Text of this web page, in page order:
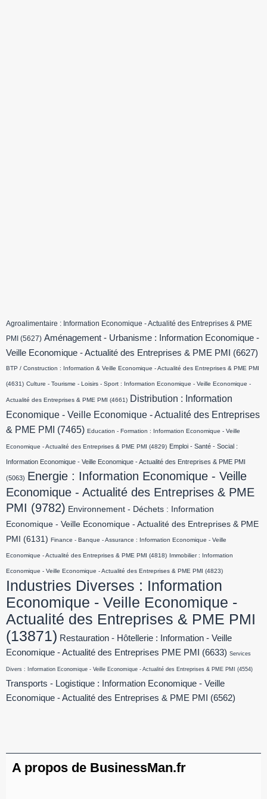
Agroalimentaire : Information Economique - Actualité des Entreprises & PME
PMI (5627) Aménagement - Urbanisme : Information Economique -
Veille Economique - Actualité des Entreprises & PME PMI
(6627)
BTP / Construction : Information & Veille Economique - Actualité des Entreprises & PME PMI
(4631) Culture - Tourisme - Loisirs - Sport : Information Economique - Veille Economique -
Actualité des Entreprises & PME PMI (4661) Distribution : Information
Economique - Veille Economique - Actualité des Entreprises
& PME PMI
(7465) Education - Formation : Information Economique - Veille
Economique - Actualité des Entreprises & PME PMI (4829) Emploi - Santé - Social :
Information Economique - Veille Economique - Actualité des Entreprises & PME PMI
(5063) Energie : Information Economique - Veille
Economique - Actualité des Entreprises & PME
PMI (9782) Environnement - Déchets : Information
Economique - Veille Economique - Actualité des Entreprises & PME
PMI
(6131) Finance - Banque - Assurance : Information Economique - Veille
Economique - Actualité des Entreprises & PME PMI (4818) Immobilier : Information
Economique - Veille Economique - Actualité des Entreprises & PME PMI (4823)
Industries Diverses : Information
Economique - Veille Economique -
Actualité des Entreprises & PME PMI
(13871) Restauration - Hôtellerie : Information - Veille
Economique - Actualité des Entreprises PME PMI
(6633) Services
Divers : Information Economique - Veille Economique - Actualité des Entreprises & PME PMI (4554)
Transports - Logistique : Information Economique - Veille
Economique - Actualité des Entreprises & PME PMI
(6562)
A propos de BusinessMan.fr